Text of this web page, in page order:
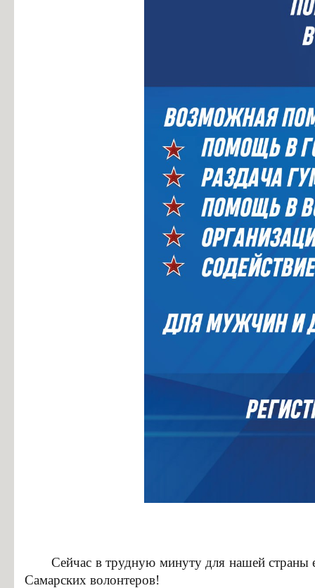
Сейчас в трудную минуту для нашей страны
Самарских волонтеров!